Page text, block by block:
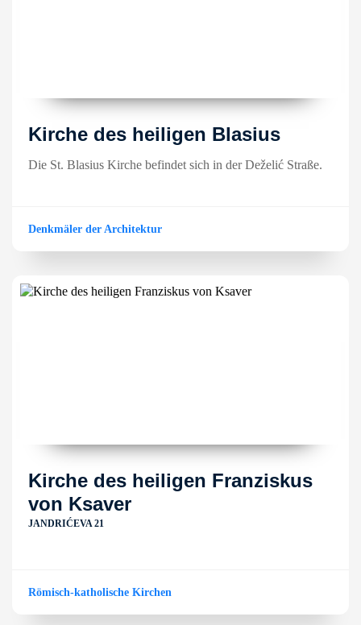
Kirche des heiligen Blasius
Die St. Blasius Kirche befindet sich in der Deželić Straße.
Denkmäler der Architektur
Kirche des heiligen Franziskus
von Ksaver
JANDRIĆEVA 21
Römisch-katholische Kirchen